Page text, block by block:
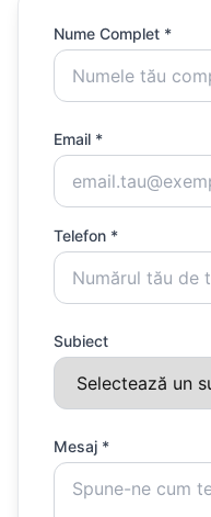
Nume Complet *
Email *
Telefon *
Subiect
Mesaj *